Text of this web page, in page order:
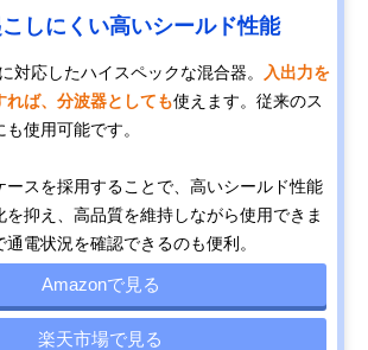
しにくい高いシールド性能
対応したハイスペックな混合器。
入出力を
れば、分波器としても使えます。従来のス
使用可能です。
ースを採用することで、高いシールド性能
を抑え、高品質を維持しながら使用できま
電状況を確認できるのも便利。
Amazonで見る
楽天市場で見る